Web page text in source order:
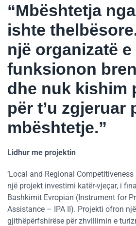
“Mbështetja
ishte
një organizatë
funksionon
dhe nuk kishim
për t’u zgjeruar
mbështetje.”
Lidhur me projektin
‘Local and Regional Competitiveness
një projekt investimi katër-vjeçar, i
Bashkimit Evropian (Instrument for
Assistance – IPA II). Projekti ofron
gjithëpërfshirëse për zhvillimin e